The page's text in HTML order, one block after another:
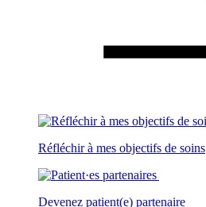
Réfléchir à mes objectifs de soins
Devenez patient(e) partenaire